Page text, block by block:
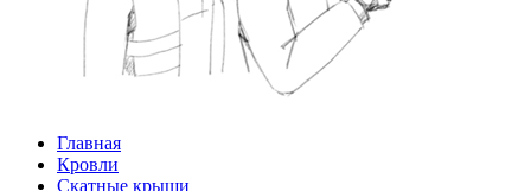
Главная
Кровли
Скатные крыши